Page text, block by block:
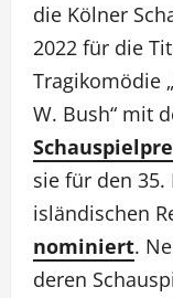
die Kölner
2022 für die
Tragikomödie
W. Bush“ mit
sie für den
isländischen
nominiert.
deren